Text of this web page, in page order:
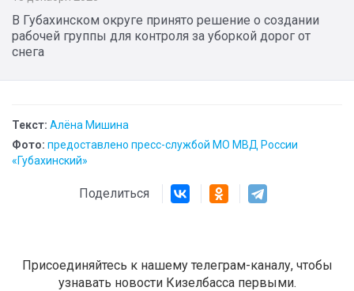
В Губахинском округе принято решение о создании
рабочей группы для контроля за уборкой дорог от
снега
Текст: Алёна Мишина
Фото: предоставлено пресс-службой МО МВД России
«Губахинский»
Поделиться
Присоединяйтесь к нашему телеграм-каналу, чтобы
узнавать новости Кизелбасса первыми.